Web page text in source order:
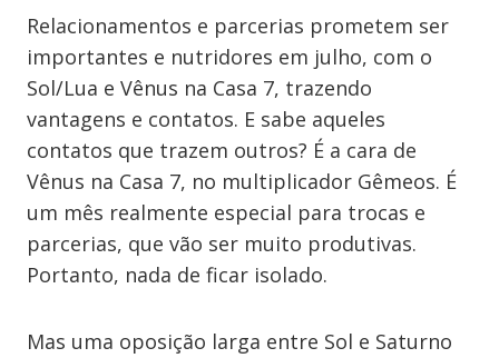
Relacionamentos e parcerias prometem ser
importantes e nutridores em julho, com o
Sol/Lua e Vênus na Casa 7, trazendo
vantagens e contatos. E sabe aqueles
contatos que trazem outros? É a cara de
Vênus na Casa 7, no multiplicador Gêmeos. É
um mês realmente especial para trocas e
parcerias, que vão ser muito produtivas.
Portanto, nada de ficar isolado.
Mas uma oposição larga entre Sol e Saturno